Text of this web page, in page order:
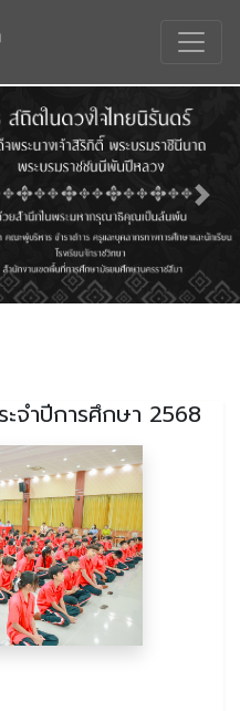
Next
จำปีการศึกษา 2568